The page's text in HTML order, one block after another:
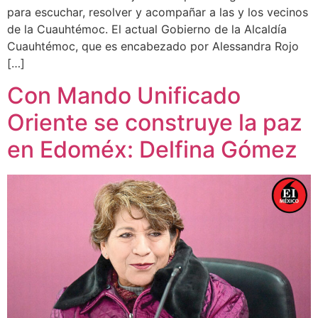
para escuchar, resolver y acompañar a las y los vecinos
de la Cuauhtémoc. El actual Gobierno de la Alcaldía
Cuauhtémoc, que es encabezado por Alessandra Rojo
[…]
Con Mando Unificado
Oriente se construye la paz
en Edoméx: Delfina Gómez